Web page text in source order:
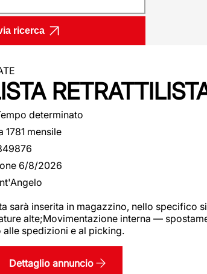
ricerca
determinato
1781 mensile
6/8/2026
sarà inserita in magazzino, nello
alte;Movimentazione interna —
spedizioni e al picking.
Dettaglio annuncio